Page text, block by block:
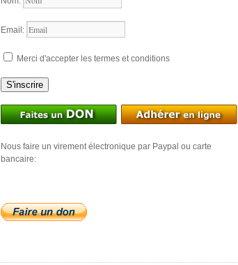
Email:
Merci d'accepter les termes et conditions
S'inscrire
Nous faire un virement électronique par Paypal ou carte
bancaire: